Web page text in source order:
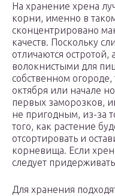
На хранение хрена
корни, именно в
сконцентрировано
качеств. Поскольку
отличаются остротой,
волокнистыми для
собственном
октября или начале
первых заморозков,
не пригодным, из-за
того, как растение
отсортировать и
корневища. Если
следует
Для хранения